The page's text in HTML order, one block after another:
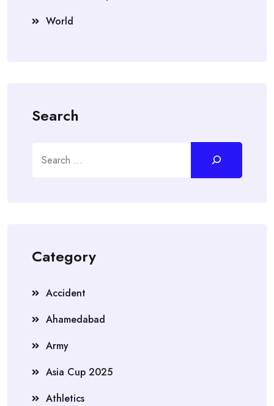
World
Search
Category
Accident
Ahamedabad
Army
Asia Cup 2025
Athletics